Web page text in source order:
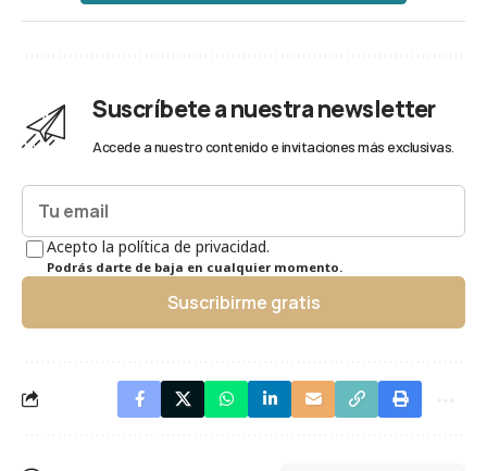
Suscríbete a nuestra newsletter
Accede a nuestro contenido e invitaciones más exclusivas.
Acepto la política de privacidad.
Podrás darte de baja en cualquier momento.
Suscribirme gratis